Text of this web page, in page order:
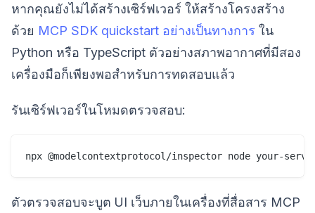
หากคุณยังไม่ได้สร้างเซิร์ฟเวอร์ ให้สร้างโครงสร้าง
ด้วย MCP SDK quickstart อย่างเป็นทางการ ใน
Python หรือ TypeScript ตัวอย่างสภาพอากาศที่มีสอง
เครื่องมือก็เพียงพอสำหรับการทดสอบแล้ว
รันเซิร์ฟเวอร์ในโหมดตรวจสอบ:
ตัวตรวจสอบจะบูต UI เว็บภายในเครื่องที่สื่อสาร MCP